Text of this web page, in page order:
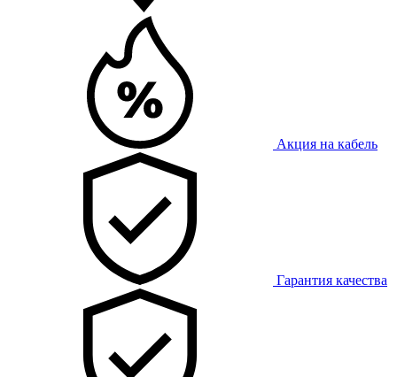
Акция на кабель
Гарантия качества